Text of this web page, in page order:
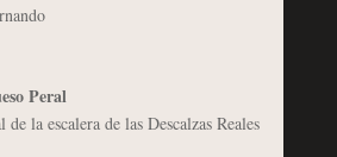
Peral
la escalera de las Descalzas Reales